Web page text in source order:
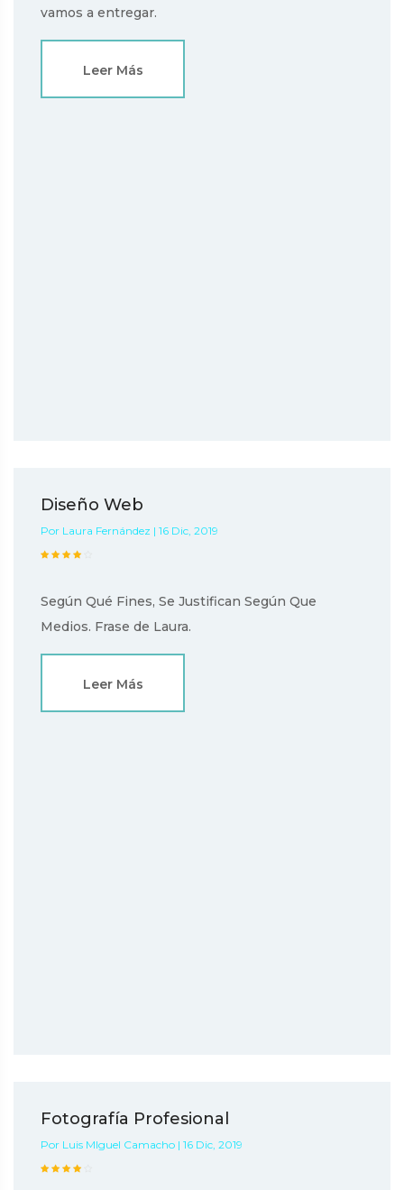
vamos a entregar.
Leer Más
Diseño Web
Por Laura Fernández | 16 Dic, 2019
Según Qué Fines, Se Justifican Según Que
Medios. Frase de Laura.
Leer Más
Fotografía Profesional
Por Luis MIguel Camacho | 16 Dic, 2019